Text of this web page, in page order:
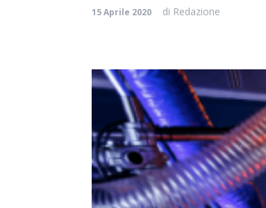
15 Aprile 2020 di Redazione